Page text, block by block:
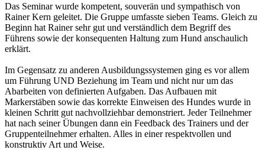
Das Seminar wurde kompetent, souverän und sympathisch von
Rainer Kern geleitet. Die Gruppe umfasste sieben Teams. Gleich zu
Beginn hat Rainer sehr gut und verständlich dem Begriff des
Führens sowie der konsequenten Haltung zum Hund anschaulich
erklärt.
Im Gegensatz zu anderen Ausbildungssystemen ging es vor allem
um Führung UND Beziehung im Team und nicht nur um das
Abarbeiten von definierten Aufgaben. Das Aufbauen mit
Markerstäben sowie das korrekte Einweisen des Hundes wurde in
kleinen Schritt gut nachvollziehbar demonstriert. Jeder Teilnehmer
hat nach seiner Übungen dann ein Feedback des Trainers und der
Gruppenteilnehmer erhalten. Alles in einer respektvollen und
konstruktiv Art und Weise.